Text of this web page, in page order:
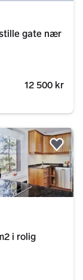
gate nær
12 500 kr
i rolig